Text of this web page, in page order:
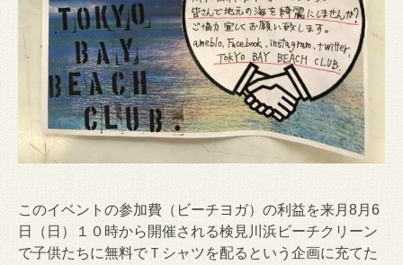
このイベントの参加費（ビーチヨガ）の利益を来月8月6
日（日）１０時から開催される検見川浜ビーチクリーン
で子供たちに無料でＴシャツを配るという企画に充てた